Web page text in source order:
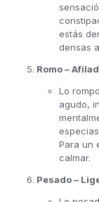
estás
densas
Romo –
Lo
agudo,
Para un
calmar.
Pesado –